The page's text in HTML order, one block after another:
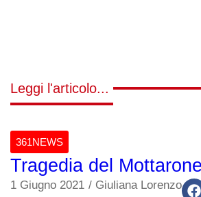
Leggi l'articolo...
361NEWS
Tragedia del
1 Giugno 2021 / Giuliana Lorenzo